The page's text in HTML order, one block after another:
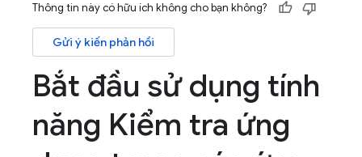
Thông tin này có hữu ích không cho bạn không?
Gửi ý kiến phản hồi
Bắt đầu sử dụng tính
năng Kiểm tra ứng